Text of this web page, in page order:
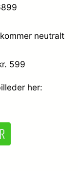
neutralt
599
her: